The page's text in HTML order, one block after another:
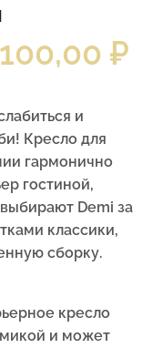
₽
и
Кресло для
гармонично
гостиной,
Demi за
классики,
сборку.
кресло
и может